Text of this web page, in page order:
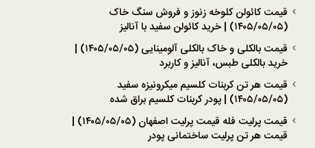
قیمت کائولن کلوخه زنوز و فروش سنگ خاک
(۱۴۰۵/۰۵/۰۵) | خرید کائولن سفید با آنالیز
قیمت بالکلی و خاک بالکلی آلومینایی (۱۴۰۵/۰۵/۰۵) |
خرید بالکلی طبس، آنالیز و کاربرد
قیمت هر تن کربنات کلسیم میکرونیزه سفید
(۱۴۰۵/۰۵/۰۵) | پودر کربنات کلسیم براق شده
قیمت پرلیت فله قیمت پرلیت اصفهان (۱۴۰۵/۰۵/۰۵) |
قیمت هر تن پرلیت ساختمانی پودر